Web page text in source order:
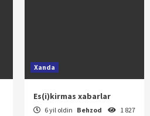
Xanda
Es(i)kirmas xabarlar
6 yil oldin Behzod 1 827